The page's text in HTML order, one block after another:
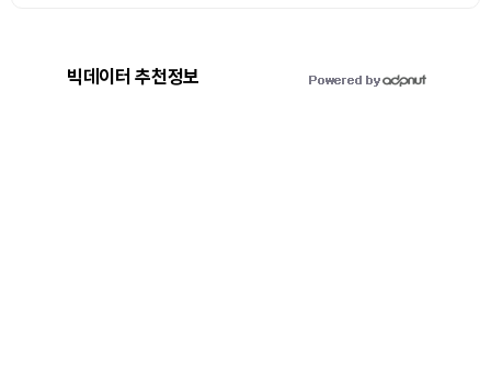
빅데이터 추천정보